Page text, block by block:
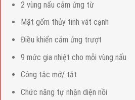
2 vùng nấu cảm ứng từ
Mặt gốm thủy tinh vát cạnh
Điều khiển cảm ứng trượt
9 mức gia nhiệt cho mỗi vùng nấu
Công tắc mở/ tắt
Chức năng tự nhận diện nồi